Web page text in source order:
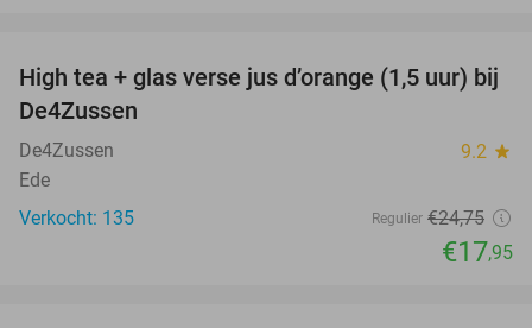
27%
High tea + glas verse jus d’orange (1,5 uur) bij
De4Zussen
De4Zussen 9.2 star
Ede
Verkocht: 135
Regulier €24,75
€17,95